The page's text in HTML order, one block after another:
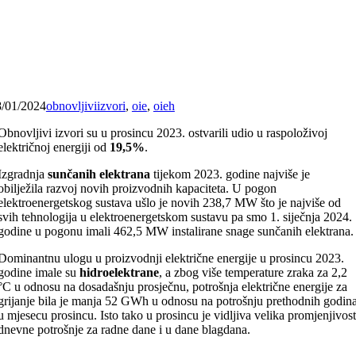
01/2024obnovljiviizvori, oie, oieh
izvori su u prosincu 2023. ostvarili udio u raspoloživoj
energiji od 19,5%.
sunčanih elektrana tijekom 2023. godine najviše je
razvoj novih proizvodnih kapaciteta. U pogon
sustava ušlo je novih 238,7 MW što je najviše od
tehnologija u elektroenergetskom sustavu pa smo 1. siječnja 2024.
u pogonu imali 462,5 MW instalirane snage sunčanih elektrana.
ulogu u proizvodnji električne energije u prosincu 2023.
imale suhidroelektrane, a zbog više temperature zraka za 2,2
u odnosu na dosadašnju prosječnu, potrošnja električne energije za
bila je manja 52 GWh u odnosu na potrošnju prethodnih
mjesecu prosincu. Isto tako u prosincu je vidljiva velika promjenjivost
potrošnje za radne dane i u dane blagdana.